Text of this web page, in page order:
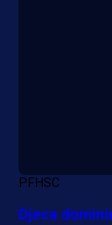
PFHSC
Djeca